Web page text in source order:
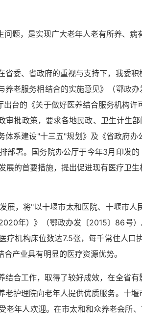
题，是实现广大老年人老有所养、
委、省政府的重视与支持下，我委
老服务相结合的实施意见》（鄂政
台的《关于做好医养结合服务机构
批政策，要求各地民政、卫生计生
系建设"十三五"规划》及《省政府
部署。国务院办公厅于今年3月印发
的首要措施，提出促进现有医疗卫
展，将"以十堰市太和医院、十堰市
年）》（鄂政办发〔2015〕86号
疗机构床位数达7.5张，每千常住人
产业具有明显的医疗资源优势。
合工作，取得了较好成效，在全省
护理院向老年人提供优质服务。十
老年人欢迎。在市太和和众养老会所